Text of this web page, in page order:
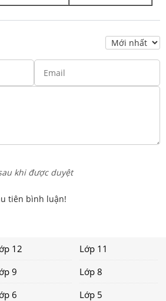
khi được duyệt
tiên bình luận!
12
Lớp 11
9
Lớp 8
6
Lớp 5